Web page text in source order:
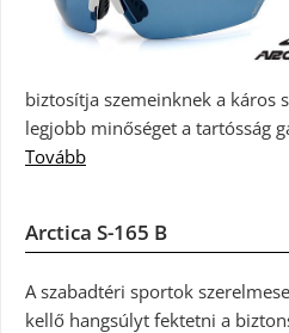
biztosítja szemeinknek a káros
legjobb minőséget a tartósság
Tovább
Arctica S-165 B
A szabadtéri sportok
kellő hangsúlyt fektetni a